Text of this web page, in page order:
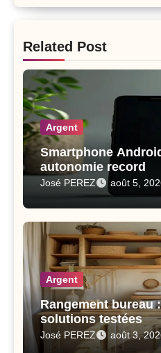
Related Post
Argent
Smartphone
autonomie record
José PEREZ août 5,
Argent
Rangement bureau
solutions testées
José PEREZ août 3,